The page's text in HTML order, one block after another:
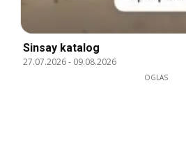
Sinsay katalog
27.07.2026- 09.08.2026
OGLAS